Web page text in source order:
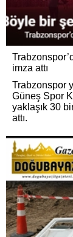
imza attı
Trabzonspor
Güneş Spor
yaklaşık 30
attı.